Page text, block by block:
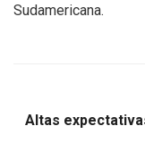
Sudamericana.
Altas